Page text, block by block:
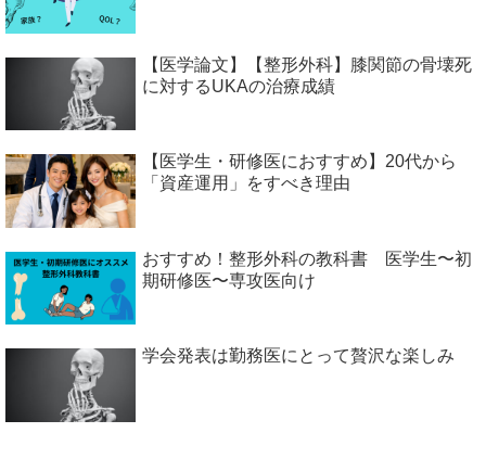
【医学論文】【整形外科】膝関節の骨壊死
に対するUKAの治療成績
【医学生・研修医におすすめ】20代から
「資産運用」をすべき理由
おすすめ！整形外科の教科書 医学生〜初
期研修医〜専攻医向け
学会発表は勤務医にとって贅沢な楽しみ